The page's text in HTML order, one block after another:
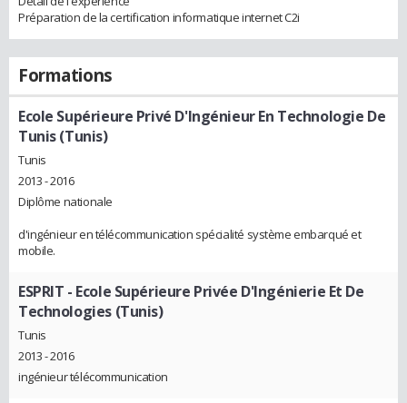
Préparation de la certification informatique internet C2i
Formations
Ecole Supérieure Privé D'Ingénieur En Technologie De
Tunis (Tunis)
Tunis
2013 - 2016
Diplôme nationale
d'ingénieur en télécommunication spécialité système embarqué et
mobile.
ESPRIT - Ecole Supérieure Privée D'Ingénierie Et De
Technologies (Tunis)
Tunis
2013 - 2016
ingénieur télécommunication